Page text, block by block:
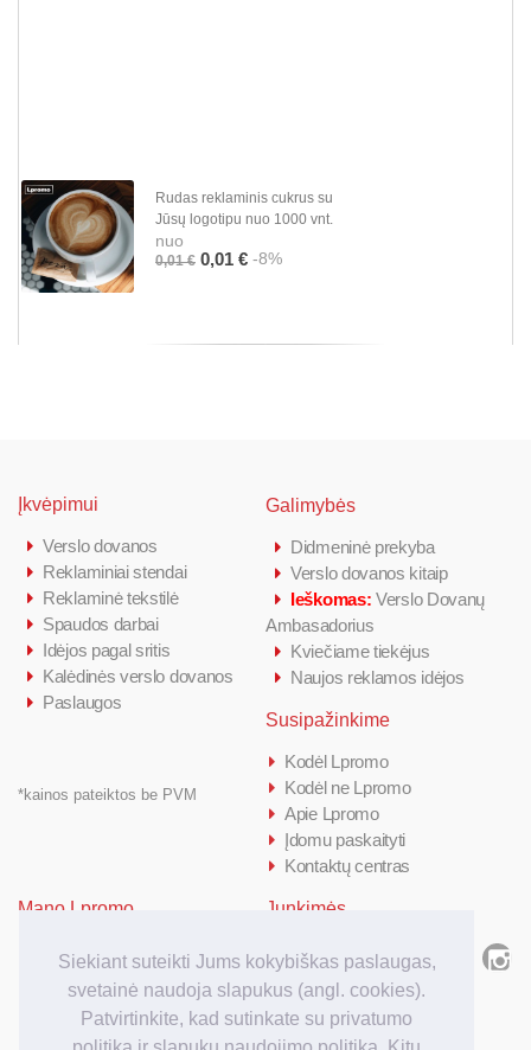
Siekiant suteikti Jums kokybiškas paslaugas,
svetainė naudoja slapukus (angl. cookies).
Patvirtinkite, kad sutinkate su privatumo
Rudas reklaminis cukrus su
Jūsų logotipu nuo 1000 vnt.
nuo
0,01 € 0,01 € -8%
Įkvėpimui
Verslo dovanos
Reklaminiai stendai
Reklaminė tekstilė
Spaudos darbai
Idėjos pagal sritis
Kalėdinės verslo dovanos
Paslaugos
*kainos pateiktos be PVM
Galimybės
Didmeninė prekyba
Verslo dovanos kitaip
Ieškomas: Verslo Dovanų
Ambasadorius
Kviečiame tiekėjus
Naujos reklamos idėjos
Susipažinkime
Kodėl Lpromo
Kodėl ne Lpromo
Apie Lpromo
Įdomu paskaityti
Kontaktų centras
Mano Lpromo
Prisijungti/ Registruotis
Kaip užsakyti
Užsakymo apmokėjimas
Junkimės